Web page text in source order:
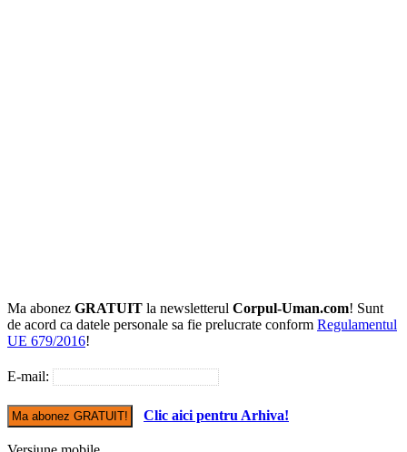
Ma abonez GRATUIT la newsletterul Corpul-Uman.com! Sunt
de acord ca datele personale sa fie prelucrate conform Regulamentul
UE 679/2016!
E-mail:
Clic aici pentru Arhiva!